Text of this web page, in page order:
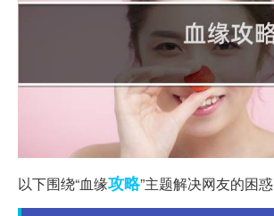
以下围绕“血缘攻略”主题解决网友的困惑